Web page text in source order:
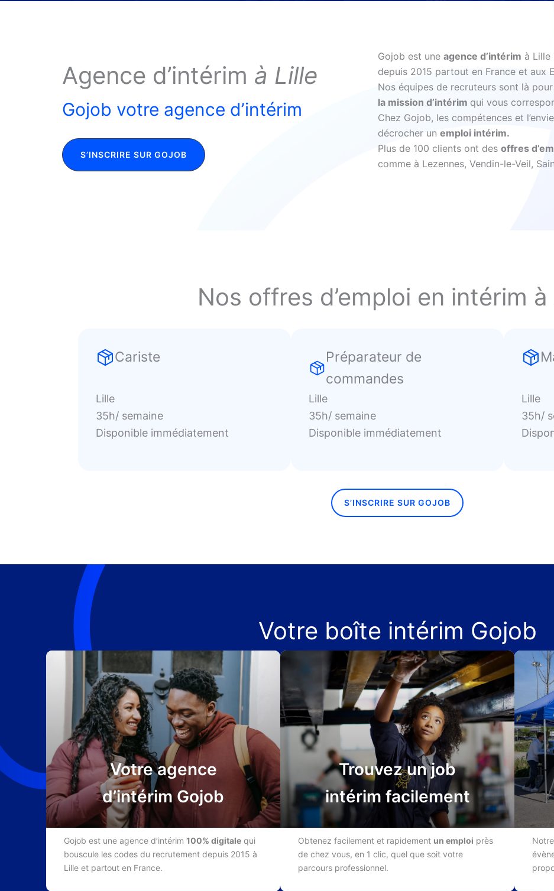
Agence d’intérim à Lille
Gojob votre agence d’intérim
S’INSCRIRE SUR GOJOB
Gojob est une agence d’intérim à Lille
depuis 2015 partout en France et aux
Nos équipes de recruteurs sont là
la mission d’intérim qui vous
Chez Gojob, les compétences et
décrocher un emploi intérim.
Plus de 100 clients ont des offres
comme à Lezennes, Vendin-le-Veil,
Nos offres d’emploi en intérim à
Cariste
Lille
35h/ semaine
Disponible immédiatement
Préparateur de
commandes
Lille
35h/ semaine
Disponible immédiatement
Lille
35h/
S’INSCRIRE SUR GOJOB
Votre boîte intérim Gojob
Votre agence
d’intérim Gojob
Gojob est une agence d’intérim 100% digitale qui
bouscule les codes du recrutement depuis 2015 à
Lille et partout en France.
Trouvez un job
intérim facilement
Obtenez facilement et rapidement un emploi près
de chez vous, en 1 clic, quel que soit votre
parcours professionnel.
Notre